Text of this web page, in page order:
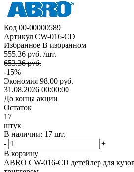
Код 00-00000589
Артикул CW-016-CD
Избранное В избранном
555.36 руб. /шт.
653.36 руб.
-15%
Экономия 98.00 руб.
31.08.2026 00:00:00
До конца акции
Остаток
17
штук
В наличии: 17 шт.
-
+
В корзину
ABRO CW-016-CD детейлер для